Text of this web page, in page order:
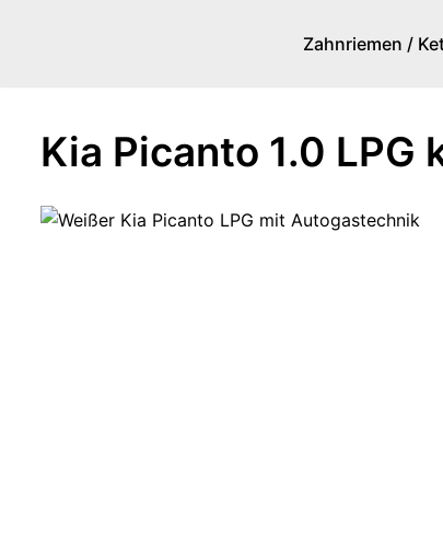
Zahnriemen /
Kia Picanto 1.0